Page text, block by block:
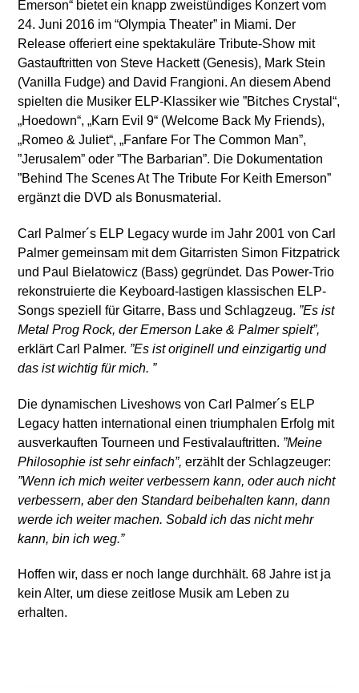
Emerson“ bietet ein knapp zweistündiges Konzert vom
24. Juni 2016 im “Olympia Theater” in Miami. Der
Release offeriert eine spektakuläre Tribute-Show mit
Gastauftritten von Steve Hackett (Genesis), Mark Stein
(Vanilla Fudge) and David Frangioni. An diesem Abend
spielten die Musiker ELP-Klassiker wie ”Bitches Crystal“,
„Hoedown“, „Karn Evil 9“ (Welcome Back My Friends),
„Romeo & Juliet“, „Fanfare For The Common Man”,
”Jerusalem” oder ”The Barbarian”. Die Dokumentation
”Behind The Scenes At The Tribute For Keith Emerson”
ergänzt die DVD als Bonusmaterial.
Carl Palmer´s ELP Legacy wurde im Jahr 2001 von Carl
Palmer gemeinsam mit dem Gitarristen Simon Fitzpatrick
und Paul Bielatowicz (Bass) gegründet. Das Power-Trio
rekonstruierte die Keyboard-lastigen klassischen ELP-
Songs speziell für Gitarre, Bass und Schlagzeug. ”Es ist
Metal Prog Rock, der Emerson Lake & Palmer spielt”,
erklärt Carl Palmer. ”Es ist originell und einzigartig und
das ist wichtig für mich. ”
Die dynamischen Liveshows von Carl Palmer´s ELP
Legacy hatten international einen triumphalen Erfolg mit
ausverkauften Tourneen und Festivalauftritten. ”Meine
Philosophie ist sehr einfach”, erzählt der Schlagzeuger:
”Wenn ich mich weiter verbessern kann, oder auch nicht
verbessern, aber den Standard beibehalten kann, dann
werde ich weiter machen. Sobald ich das nicht mehr
kann, bin ich weg.”
Hoffen wir, dass er noch lange durchhält. 68 Jahre ist ja
kein Alter, um diese zeitlose Musik am Leben zu
erhalten.